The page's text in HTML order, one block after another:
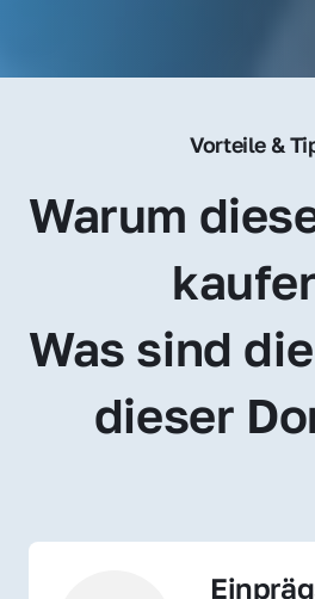
Vorteile &
Warum
Was sind
dieser